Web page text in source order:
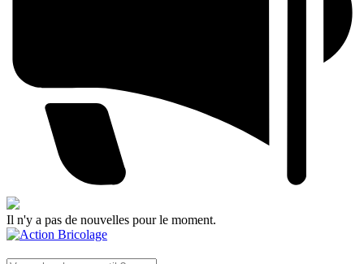
Il n'y a pas de nouvelles pour le moment.